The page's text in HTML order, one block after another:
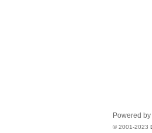
Powered by
© 2001-2023